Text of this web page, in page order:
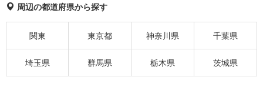
周辺の都道府県から探す
関東 東京都 神奈川県 千葉県
埼玉県 群馬県 栃木県 茨城県